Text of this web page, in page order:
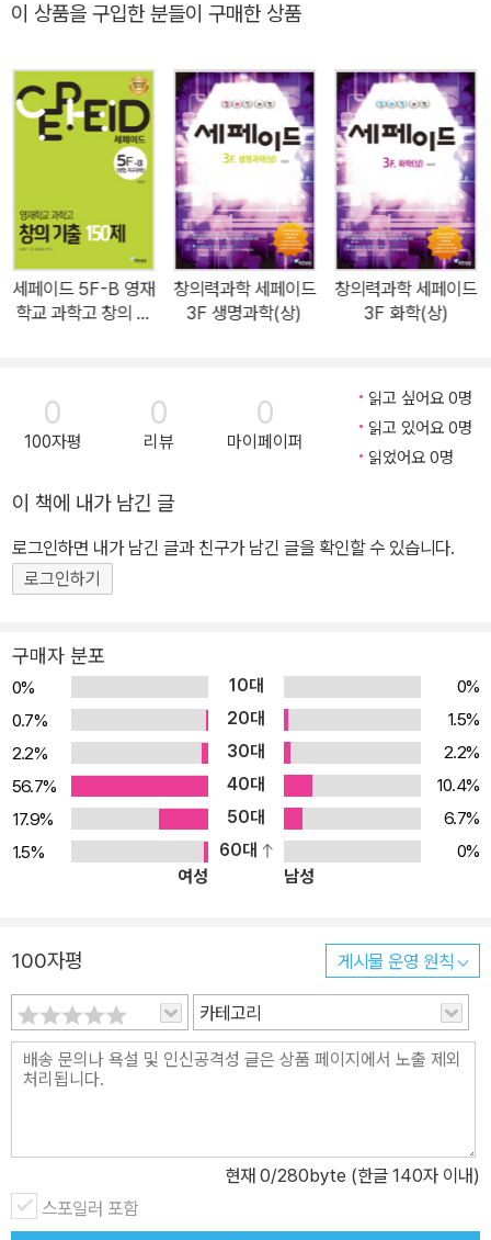
수 있습니다. 1F 중등기초 : 과학을 처음 접하는 학생. 과학을 차근차
완성 : 중학교 과학을 완성하고 싶은 사람, 중등 수준의 창의력 숙달을
원하는 사람 3F 고등완성1 : 고등학교 과학 1을 완성하고 싶은 사람.
고등 수준 창의력을 키우고 싶은 사람 4F 고등완성2 : 고등학교 과학
2를 완성하고 싶은 사람, 고등 수준 창의력을 숙달하고 싶은 사람 5F
: 창의 기출 150제- 파이널 대비 : 고급 문제, 심화 문제, 융합 문제를
통한 각 시험과 대회를 대비를 최종 점검 하려는 학생 결국은 창의력
입니다. 창의력은 유익하고 새로운 것을 생각해 내는 능력입니다. 창
의력의 요소로는 자기만의 의견을 내는 독창성, 다른 주제와 연관성
습니다. 한편, 각종 입시와 대회에서는 창의적 문제 해결력을 측정하
고 평가합니다. 최근 교육계의 가장 큰 이슈가 되고 있는 STEAM 교
육도 서로 별개로 보아 왔던 과학, 기술 분야와 예술 분야를 융합할 수
페이드 시리즈는 과학적 창의력을 강화시킵니다. ② 책의 특징 (1) 개
념확인, 개념 확인 문제 : 대단원별 필수 개념 요약과, 개념을 확인할
수 있는 문제들로 구성하였습니다. (2) 유형 Problem : 관련 대단원
다. (3) 창의력 master : 관련 대단원에서 나올 수 있는 창의력이 요
구되는 문제들로 10~15 문항 구성하였습니다. (4) 기출 Check : 관
련 대단원에서 출제되었던 문제이거나 출제 유형 문제를 10~15문항
구성하였습니다. (5) 주제 탐구 및 논술 : 대단원이 마무리될 때마다
이슈가 되는 읽기 자료를 제공하여, 서술형/논술형 문제에 답하도록
하였고, 융합형 문제가 같이 제시되므로 STEAM 활동이 가능할 것
입니다. 이 책은 과학고, 영재학교 및 특목고의 탐구력, 창의력 구술
검사 및 면접을 준비하는 학생에게 창의적 문제해결력을 최종 점검할
수 있게 하며, 과학올림피아드 포함 각종 경시대회나 중등영재교육원
와 중등Olympiad, 수능 문제까지 충분하게 제시하여 문제 해결의 최
이 상품을 구입한 분들이 구매한 상품
세페이드 5F-B 영재
학교 과학고 창의 기
창의력과학 세페이드
3F 생명과학(상)
창의력과학 세페이드
3F 화학(상)
0
100자평
0
리뷰
0
마이페이퍼
읽고 싶어요 0명
읽고 있어요 0명
읽었어요 0명
이 책에 내가 남긴 글
로그인하면 내가 남긴 글과 친구가 남긴 글을 확인할 수 있습니다.
로그인하기
구매자 분포
0% 10대
0%
0.7%
20대
1.5%
2.2%
30대
2.2%
56.7%
40대
10.4%
17.9%
50대
6.7%
1.5%
60대
0%
여성
남성
100자평 게시물 운영 원칙
카테고리
현재 0/280byte (한글 140자 이내)
스포일러 포함